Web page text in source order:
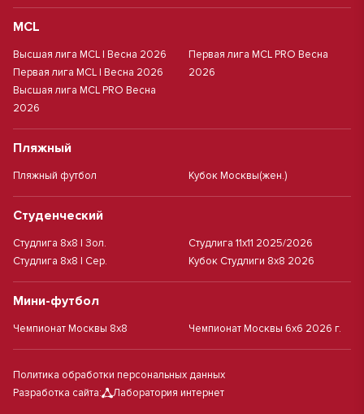
MCL
Высшая лига MCL | Весна 2026
Первая лига MCL | Весна 2026
Высшая лига MCL PRO Весна
2026
Первая лига MCL PRO Весна
2026
Пляжный
Пляжный футбол Кубок Москвы(жен.)
Студенческий
Студлига 8х8 | Зол.
Студлига 8х8 | Сер.
Студлига 11х11 2025/2026
Кубок Студлиги 8х8 2026
Мини-футбол
Чемпионат Москвы 8х8 Чемпионат Москвы 6х6 2026 г.
Политика обработки персональных данных
Разработка сайта:
Лаборатория интернет